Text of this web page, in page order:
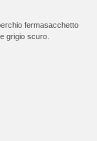
fermasacchetto
grigio scuro.